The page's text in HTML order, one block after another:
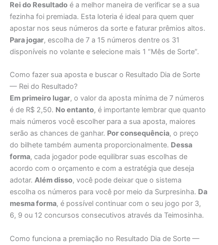
Rei do Resultado é a melhor maneira de verificar se a sua
fezinha foi premiada. Esta loteria é ideal para quem quer
apostar nos seus números da sorte e faturar prêmios altos.
Para jogar, escolha de 7 a 15 números dentre os 31
disponíveis no volante e selecione mais 1 “Mês de Sorte”.
Como fazer sua aposta e buscar o Resultado Dia de Sorte
— Rei do Resultado?
Em primeiro lugar, o valor da aposta mínima de 7 números
é de R$ 2,50. No entanto, é importante lembrar que quanto
mais números você escolher para a sua aposta, maiores
serão as chances de ganhar. Por consequência, o preço
do bilhete também aumenta proporcionalmente. Dessa
forma, cada jogador pode equilibrar suas escolhas de
acordo com o orçamento e com a estratégia que deseja
adotar. Além disso, você pode deixar que o sistema
escolha os números para você por meio da Surpresinha. Da
mesma forma, é possível continuar com o seu jogo por 3,
6, 9 ou 12 concursos consecutivos através da Teimosinha.
Como funciona a premiação no Resultado Dia de Sorte —